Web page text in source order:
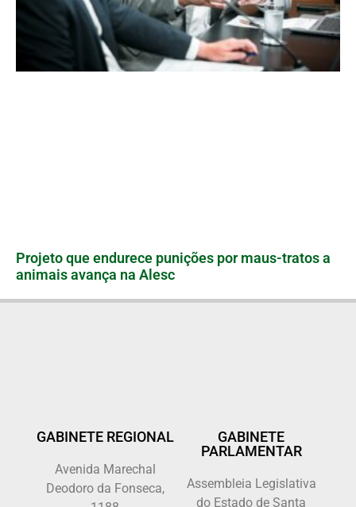
Projeto que endurece punições por maus-tratos a
animais avança na Alesc
GABINETE REGIONAL
Avenida Marechal
Deodoro da Fonseca,
GABINETE
PARLAMENTAR
Assembleia Legislativa
do Estado de Santa